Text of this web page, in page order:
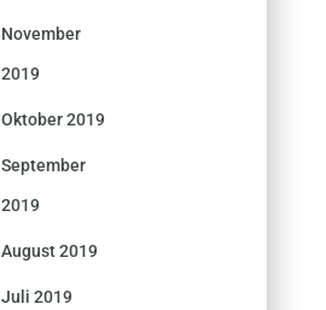
November
2019
Oktober 2019
September
2019
August 2019
Juli 2019